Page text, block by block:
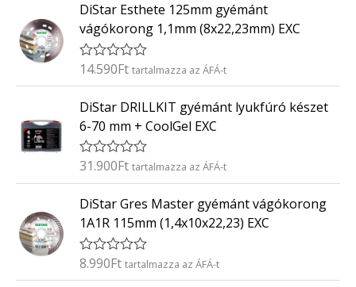
DiStar Esthete 125mm gyémánt
vágókorong 1,1mm (8x22,23mm) EXC
É
é
k
e
l
s
:
/
5
14.590Ft tartalmazza az ÁFÁ-t
DiStar DRILLKIT gyémánt lyukfúró készet
6-70 mm + CoolGel EXC
É
é
k
e
l
é
s
:
31.900Ft tartalmazza az ÁFÁ-t
DiStar Gres Master gyémánt vágókorong
1A1R 115mm (1,4x10x22,23) EXC
É
8.990Ft tartalmazza az ÁFÁ-t